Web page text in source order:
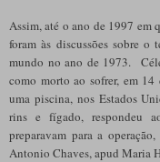
Assim, até o ano de 1997 em
foram às discussões sobre
mundo no ano de 1973.
como morto ao sofrer, em
uma piscina, nos Estados
rins e fígado, respondeu
preparavam para a
Antonio Chaves, apud Maria